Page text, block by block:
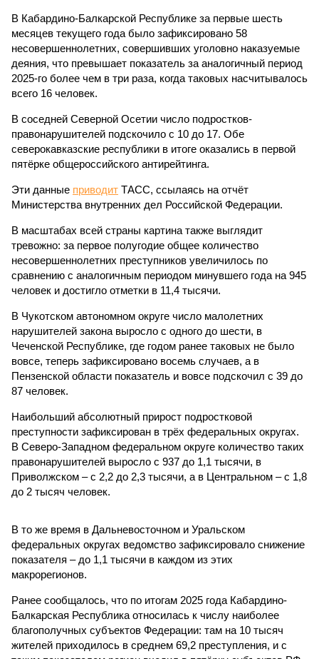
В Кабардино-Балкарской Республике за первые шесть
месяцев текущего года было зафиксировано 58
несовершеннолетних, совершивших уголовно наказуемые
деяния, что превышает показатель за аналогичный период
2025-го более чем в три раза, когда таковых насчитывалось
всего 16 человек.
В соседней Северной Осетии число подростков-
правонарушителей подскочило с 10 до 17. Обе
северокавказские республики в итоге оказались в первой
пятёрке общероссийского антирейтинга.
Эти данные приводит ТАСС, ссылаясь на отчёт
Министерства внутренних дел Российской Федерации.
В масштабах всей страны картина также выглядит
тревожно: за первое полугодие общее количество
несовершеннолетних преступников увеличилось по
сравнению с аналогичным периодом минувшего года на 945
человек и достигло отметки в 11,4 тысячи.
В Чукотском автономном округе число малолетних
нарушителей закона выросло с одного до шести, в
Чеченской Республике, где годом ранее таковых не было
вовсе, теперь зафиксировано восемь случаев, а в
Пензенской области показатель и вовсе подскочил с 39 до
87 человек.
Наибольший абсолютный прирост подростковой
преступности зафиксирован в трёх федеральных округах.
В Северо-Западном федеральном округе количество таких
правонарушителей выросло с 937 до 1,1 тысячи, в
Приволжском – с 2,2 до 2,3 тысячи, а в Центральном – с 1,8
до 2 тысяч человек.
В то же время в Дальневосточном и Уральском
федеральных округах ведомство зафиксировало снижение
показателя – до 1,1 тысячи в каждом из этих
макрорегионов.
Ранее сообщалось, что по итогам 2025 года Кабардино-
Балкарская Республика относилась к числу наиболее
благополучных субъектов Федерации: там на 10 тысяч
жителей приходилось в среднем 69,2 преступления, и с